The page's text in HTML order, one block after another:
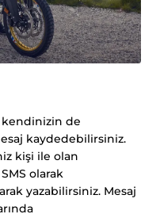
kendinizin de
kaydedebilirsiniz.
kişi ile olan
olarak
yazabilirsiniz. Mesaj